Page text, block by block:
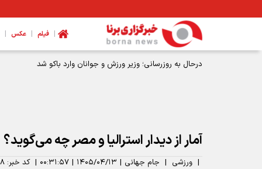
| فیلم | عکس |
آمار از دیدار استرالیا و مصر چه می‌گوید؟
| ورزشی | جام جهانی | ۱۴۰۵/۰۴/۱۳ | ۰۰:۳۱:۵۷ | کد خبر: